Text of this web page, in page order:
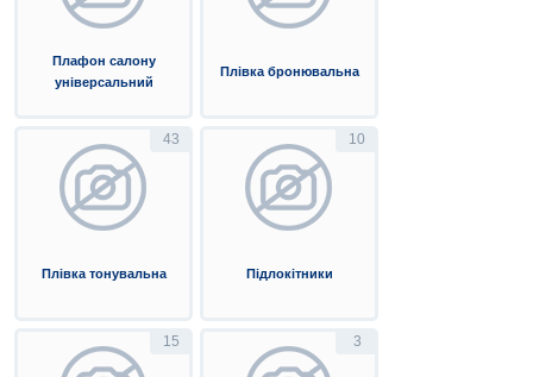
Плафон салону
універсальний
Плівка бронювальна
43
Плівка тонувальна
10
Підлокітники
15 3